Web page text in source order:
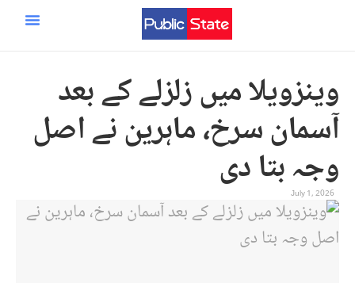
وینزویلا میں زلزلے کے بعد
آسمان سرخ، ماہرین نے اصل
وجہ بتا دی
July 1, 2026